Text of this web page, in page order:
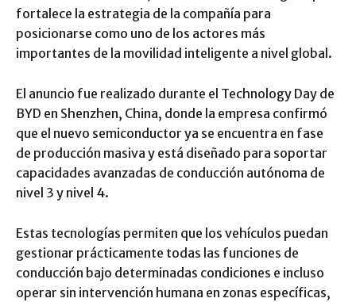
fortalece la estrategia de la compañía para
posicionarse como uno de los actores más
importantes de la movilidad inteligente a nivel global.
El anuncio fue realizado durante el Technology Day de
BYD en Shenzhen, China, donde la empresa confirmó
que el nuevo semiconductor ya se encuentra en fase
de producción masiva y está diseñado para soportar
capacidades avanzadas de conducción autónoma de
nivel 3 y nivel 4.
Estas tecnologías permiten que los vehículos puedan
gestionar prácticamente todas las funciones de
conducción bajo determinadas condiciones e incluso
operar sin intervención humana en zonas específicas,